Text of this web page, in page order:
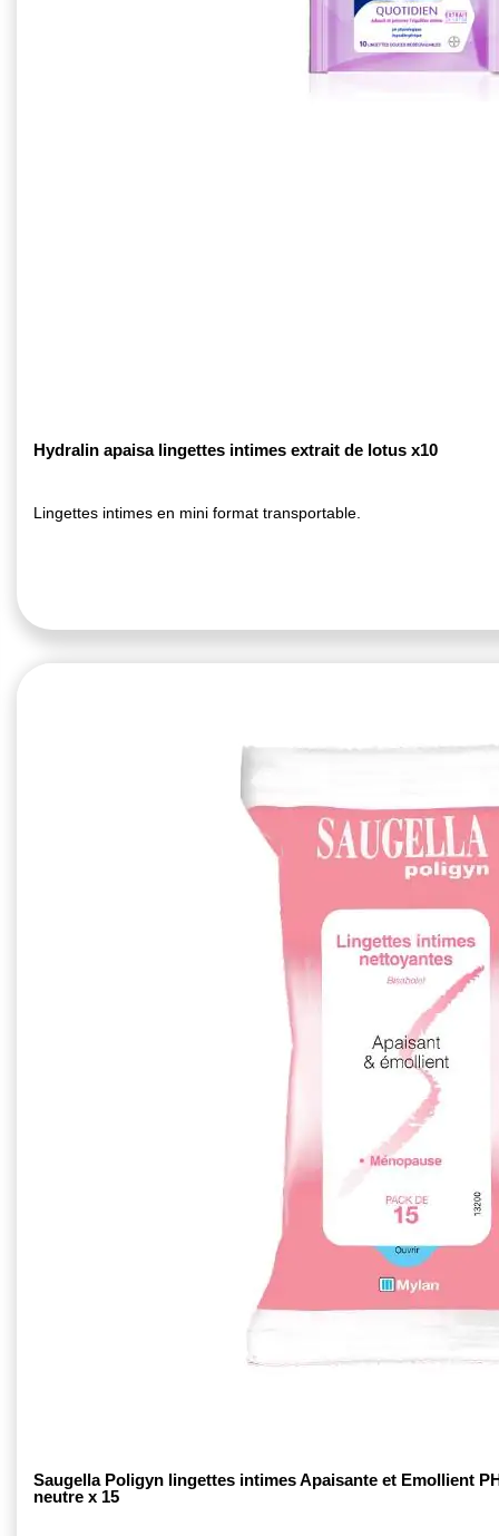
Hydralin apaisa lingettes intimes extrait de lotus x10
Lingettes intimes en mini format transportable.
Saugella Poligyn lingettes intimes Apaisante et Emollient
neutre x 15